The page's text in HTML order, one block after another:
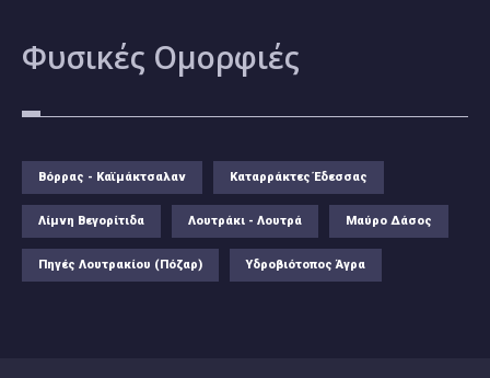
Φυσικές Ομορφιές
Βόρρας - Καϊμάκτσαλαν Καταρράκτες Έδεσσας
Λίμνη Βεγορίτιδα Λουτράκι - Λουτρά Μαύρο Δάσος
Πηγές Λουτρακίου (Πόζαρ) Υδροβιότοπος Άγρα